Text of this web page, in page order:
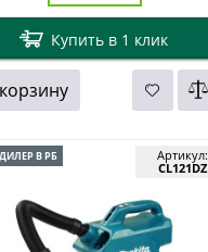
Купить в 1 клик
В РБ
Артикул:
CL121DZ